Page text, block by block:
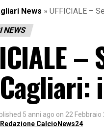
News » UFFICIALE –
NEWS
5 anni ago on 22 Febbraio
Redazione CalcioNews24